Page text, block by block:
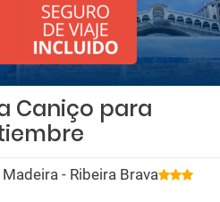
Caniço para
- Ribeira Brava